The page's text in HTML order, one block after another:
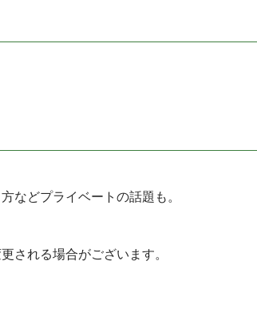
などプライベートの話題も。
される場合がございます。